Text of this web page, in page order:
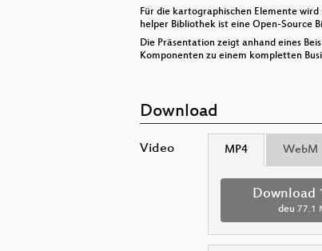
Für die kartographischen Elemente
helper Bibliothek ist eine Open-Source
Die Präsentation zeigt anhand eines
Komponenten zu einem kompletten
Download
Video MP4 WebM
Download
deu 77.1